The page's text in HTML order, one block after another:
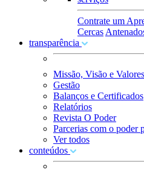
Contrate um
Cercas
transparência
Missão, Visão e Valores
Gestão
Balanços e Certificados
Relatórios
Revista O Poder
Parcerias com o poder
Ver todos
conteúdos